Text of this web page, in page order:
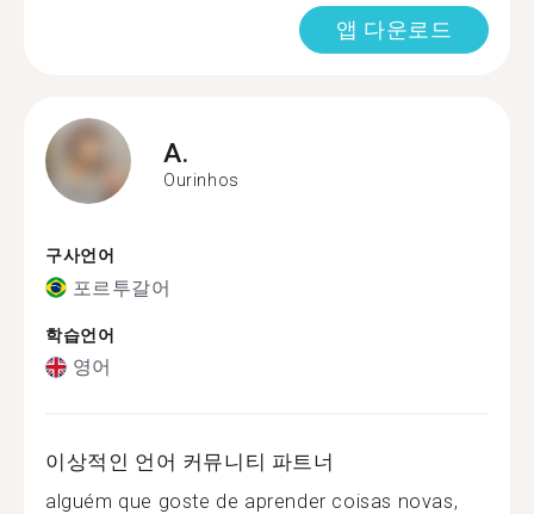
앱 다운로드
A.
Ourinhos
구사언어
포르투갈어
학습언어
영어
이상적인 언어 커뮤니티 파트너
alguém que goste de aprender coisas novas,